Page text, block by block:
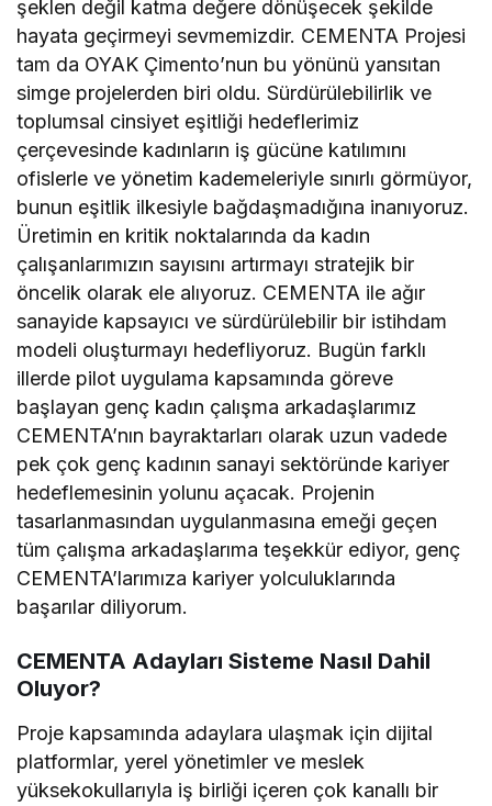
şeklen değil katma değere dönüşecek şekilde
hayata geçirmeyi sevmemizdir. CEMENTA Projesi
tam da OYAK Çimento’nun bu yönünü yansıtan
simge projelerden biri oldu. Sürdürülebilirlik ve
toplumsal cinsiyet eşitliği hedeflerimiz
çerçevesinde kadınların iş gücüne katılımını
ofislerle ve yönetim kademeleriyle sınırlı görmüyor,
bunun eşitlik ilkesiyle bağdaşmadığına inanıyoruz.
Üretimin en kritik noktalarında da kadın
çalışanlarımızın sayısını artırmayı stratejik bir
öncelik olarak ele alıyoruz. CEMENTA ile ağır
sanayide kapsayıcı ve sürdürülebilir bir istihdam
modeli oluşturmayı hedefliyoruz. Bugün farklı
illerde pilot uygulama kapsamında göreve
başlayan genç kadın çalışma arkadaşlarımız
CEMENTA’nın bayraktarları olarak uzun vadede
pek çok genç kadının sanayi sektöründe kariyer
hedeflemesinin yolunu açacak. Projenin
tasarlanmasından uygulanmasına emeği geçen
tüm çalışma arkadaşlarıma teşekkür ediyor, genç
CEMENTA’larımıza kariyer yolculuklarında
başarılar diliyorum.
CEMENTA Adayları Sisteme Nasıl Dahil
Oluyor?
Proje kapsamında adaylara ulaşmak için dijital
platformlar, yerel yönetimler ve meslek
yüksekokullarıyla iş birliği içeren çok kanallı bir